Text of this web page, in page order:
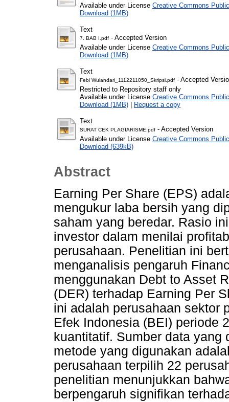
Available under License Creative Commons
Download (1MB)
Text
7. BAB I.pdf - Accepted Version
Available under License Creative Commons
Download (1MB)
Text
Febi Wulandari_1112211050_Skripsi.pdf - Accepted
Restricted to Repository staff only
Available under License Creative Commons
Download (1MB) | Request a copy
Text
SURAT CEK PLAGIARISME.pdf - Accepted Version
Available under License Creative Commons
Download (639kB)
Abstract
Earning Per Share (EPS)
mengukur laba bersih yang
saham yang beredar. Rasio
investor dalam menilai
perusahaan. Penelitian ini
menganalisis pengaruh
menggunakan Debt to Asset
(DER) terhadap Earning Per
ini adalah perusahaan sektor
Efek Indonesia (BEI) periode
kuantitatif. Sumber data yang
metode yang digunakan
perusahaan terpilih 22
penelitian menunjukkan
berpengaruh signifikan